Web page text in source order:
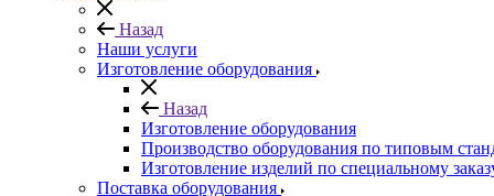
Назад
Наши услуги
Изготовление оборудования
Назад
Изготовление оборудования
Производство оборудования по типовым
Изготовление изделий по специальному
Поставка оборудования